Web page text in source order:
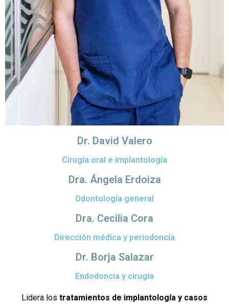
Dr. David Valero
Cirugía oral e implantología
Dra. Ángela Erdoiza
Odontología general
Dra. Cecilia Cora
Dirección médica y periodoncia
Dr. Borja Salazar
Endodoncia y cirugía
Lidera los tratamientos de implantología y casos